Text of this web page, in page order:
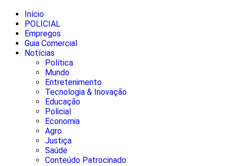
Início
POLICIAL
Empregos
Guia Comercial
Notícias
Política
Mundo
Entretenimento
Tecnologia & Inovação
Educação
Policial
Economia
Agro
Justiça
Saúde
Conteúdo Patrocinado